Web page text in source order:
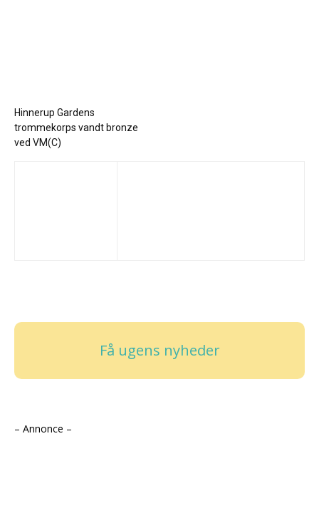
Hinnerup Gardens
trommekorps vandt bronze
ved VM(C)
Få ugens nyheder
– Annonce –